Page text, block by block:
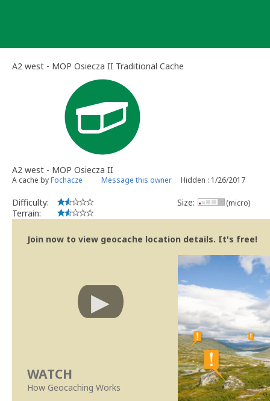
A2 west - MOP Osiecza II Traditional Cache
A2 west - MOP Osiecza II
A cache byFochacze Message this owner Hidden : 1/26/2017
Difficulty:
Terrain:
Size: (micro)
Join now to view geocache location details. It's free!
WATCH
How Geocaching Works